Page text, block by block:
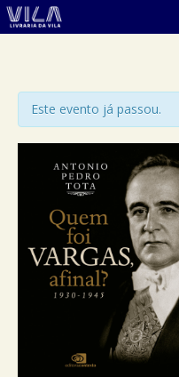
Este evento já passou.